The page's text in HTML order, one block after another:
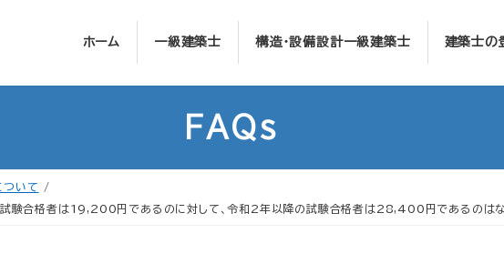
ホーム 一級建築士 構造・設備設計一級建築士 建築士の
FAQs
いて
験合格者は19,200円であるのに対して、令和2年以降の試験合格者は28,400円であるのは